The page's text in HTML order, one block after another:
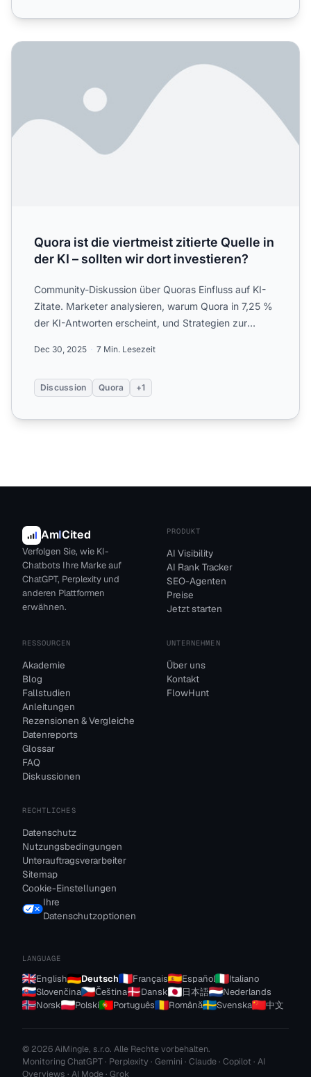
Quora ist die viertmeist zitierte Quelle in der KI – sollten
Quora ist die viertmeist zitierte Quelle in
der KI – sollten wir dort investieren?
Community-Diskussion über Quoras Einfluss auf KI-
Zitate. Marketer analysieren, warum Quora in 7,25 %
der KI-Antworten erscheint, und Strategien zur
Dec 30, 2025 7 Min. Lesezeit
Discussion Quora +1
AmICited
Verfolgen Sie, wie KI-
Chatbots Ihre Marke auf
ChatGPT, Perplexity und
anderen Plattformen
erwähnen.
PRODUKT
AI Visibility
AI Rank Tracker
SEO-Agenten
Preise
Jetzt starten
RESSOURCEN
Akademie
Blog
Fallstudien
Anleitungen
Rezensionen & Vergleiche
Datenreports
Glossar
FAQ
Diskussionen
UNTERNEHMEN
Über uns
Kontakt
FlowHunt
RECHTLICHES
Datenschutz
Nutzungsbedingungen
Unterauftragsverarbeiter
Sitemap
Cookie-Einstellungen
Ihre
Datenschutzoptionen
LANGUAGE
English Deutsch Français Español
Italiano
Slovenčina
Čeština Dansk 日本語
Nederlands
Norsk
Polski Português Română Svenska 中文
© 2026 AiMingle, s.r.o. Alle Rechte vorbehalten.
Monitoring ChatGPT · Perplexity · Gemini · Claude · Copilot · AI
Overviews · AI Mode · Grok